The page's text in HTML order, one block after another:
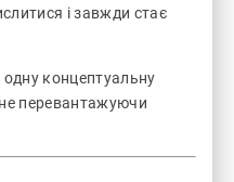
і завжди стає
одну концептуальну
перевантажуючи